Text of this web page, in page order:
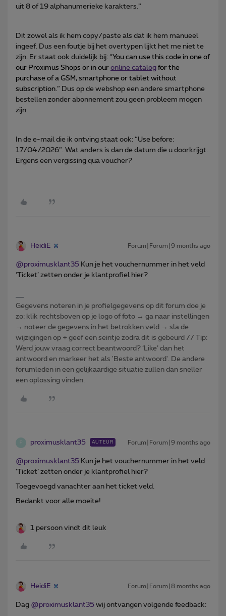
uit 8 of 19 alphanumerieke karakters.”
Dit zowel als ik hem copy/paste als dat ik hem manueel
ingeef. Dus een foutje bij het overtypen lijkt het me niet te
zijn. Er staat ook duidelijk bij: “You can use this code in one of
our Proximus Shops or in our online catalog for the
purchase of a GSM, smartphone or tablet without
subscription. ” Dus op de webshop een andere smartphone
bestellen zonder abonnement zou geen probleem mogen
zijn.
In de e-mail die ik ontving staat ook: “Use before:
17/04/2026”. Wat anders is dan de datum die u doorkrijgt.
Ergens een vergissing qua voucher?
HeidiE Forum|Forum|9 months ago
@proximusklant35 Kun je het vouchernummer in het veld
‘Ticket’ zetten onder je klantprofiel hier?
Gegevens noteren in je profielgegevens op dit forum doe je
zo: klik rechtsboven op je logo of foto → ga naar instellingen
→ noteer de gegevens in het betrokken veld → sla de
wijzigingen op + geef een seintje zodra dit is gebeurd // Tip:
Werd jouw vraag correct beantwoord? ‘Like’ dan het
antwoord en markeer het als 'Beste antwoord'. De andere
forumleden in een gelijkaardige situatie zullen dan sneller
een oplossing vinden.
P proximusklant35 AUTEUR Forum|Forum|9 months ago
@proximusklant35 Kun je het vouchernummer in het veld
‘Ticket’ zetten onder je klantprofiel hier?
Toegevoegd vanachter aan het ticket veld.
Bedankt voor alle moeite!
1 persoon vindt dit leuk
HeidiE Forum|Forum|8 months ago
Dag ​ @proximusklant35 wij ontvangen volgende feedback: